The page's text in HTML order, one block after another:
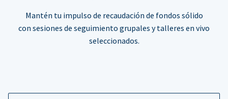
Mantén tu impulso de recaudación de fondos sólido
con sesiones de seguimiento grupales y talleres en vivo
seleccionados.